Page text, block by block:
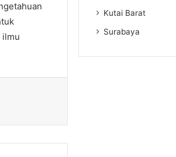
ilmu
Kutai Barat
Surabaya